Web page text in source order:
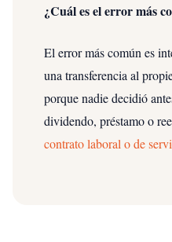
¿Cuál es el error más
El error más común es
una transferencia al
porque nadie decidió
dividendo, préstamo o
contrato laboral o de